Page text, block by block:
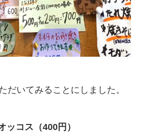
だいてみることにしました。
ッコス（400円）